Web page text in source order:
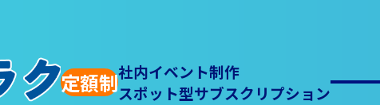
定額制社内イベント制作
スポット型サブスクリプション